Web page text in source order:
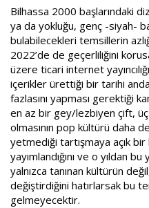
Bilhassa 2000 başlarındaki
ya da yokluğu, genç -siyah-
bulabilecekleri temsillerin
2022’de de geçerliliğini
üzere ticari internet
içerikler ürettiği bir tarihi
fazlasını yapması gerektiği
en az bir gey/lezbiyen çift,
olmasının pop kültürü daha
yetmediği tartışmaya açık bir
yayımlandığını ve o yıldan
yalnızca tanınan kültürün
değiştirdiğini hatırlarsak bu
gelmeyecektir.